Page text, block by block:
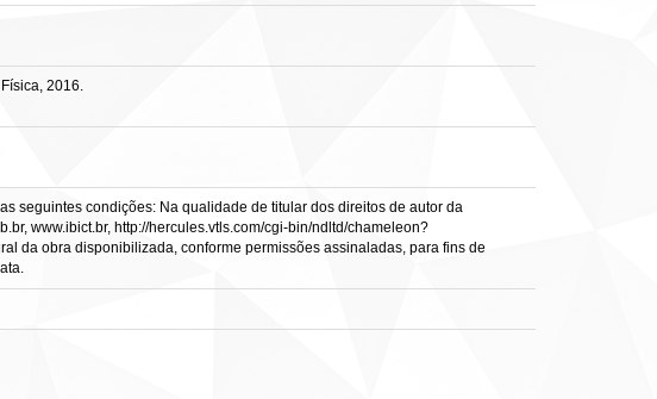
2016.
seguintes condições: Na qualidade de titular dos direitos de autor da
www.ibict.br, http://hercules.vtls.com/cgi-bin/ndltd/chameleon?
da obra disponibilizada, conforme permissões assinaladas, para fins de